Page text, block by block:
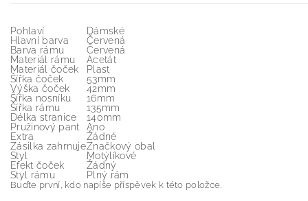
Pohlaví
Dámské
Hlavní barva
Červená
Barva rámu
Červená
Materiál rámu
Acetát
Materiál čoček
Plast
Šířka čoček
53mm
Výška čoček
42mm
Šířka nosníku
16mm
Šířka rámu
135mm
Délka stranice
140mm
Pružinový pant
Ano
Extra
Žádné
Zásilka zahrnujeZnačkový obal
Styl
Motýlíkové
Efekt čoček
Žádný
Styl rámu
Plný rám
Buďte první, kdo napíše příspěvek k této položce.